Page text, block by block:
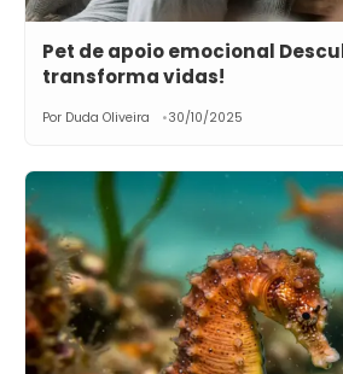
Pet de apoio emocional
transforma vidas!
Por Duda Oliveira 30/10/2025